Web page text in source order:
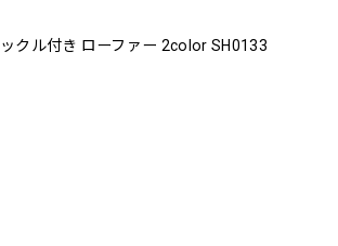
クル付き ローファー 2color SH0133